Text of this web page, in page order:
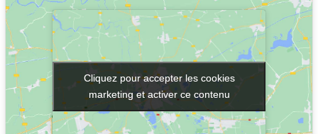
Cliquez pour accepter les cookies
marketing et activer ce contenu
Cliquez pour accepter les cookies
marketing et activer ce contenu